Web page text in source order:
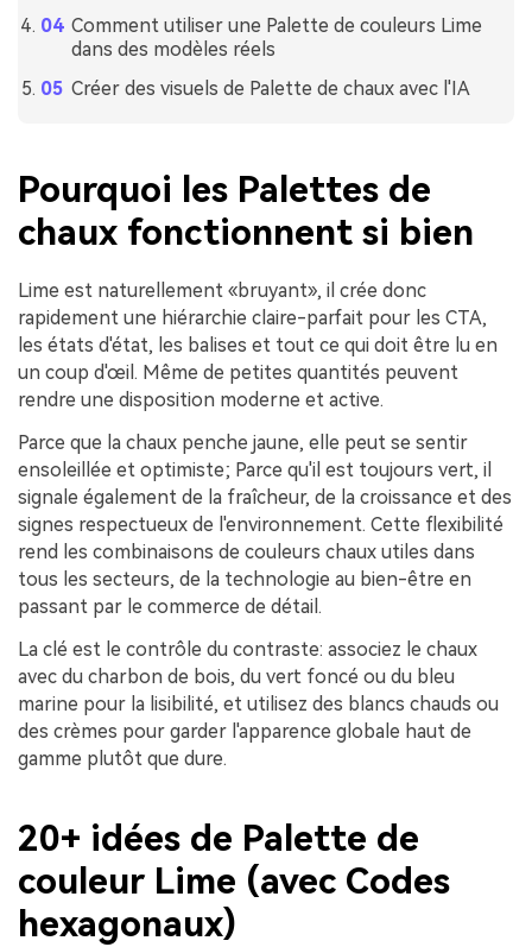
Comment utiliser une Palette de couleurs Lime
dans des modèles réels
Créer des visuels de Palette de chaux avec l'IA
Pourquoi les Palettes de
chaux fonctionnent si bien
Lime est naturellement «bruyant», il crée donc
rapidement une hiérarchie claire-parfait pour les CTA,
les états d'état, les balises et tout ce qui doit être lu en
un coup d'œil. Même de petites quantités peuvent
rendre une disposition moderne et active.
Parce que la chaux penche jaune, elle peut se sentir
ensoleillée et optimiste; Parce qu'il est toujours vert, il
signale également de la fraîcheur, de la croissance et des
signes respectueux de l'environnement. Cette flexibilité
rend les combinaisons de couleurs chaux utiles dans
tous les secteurs, de la technologie au bien-être en
passant par le commerce de détail.
La clé est le contrôle du contraste: associez le chaux
avec du charbon de bois, du vert foncé ou du bleu
marine pour la lisibilité, et utilisez des blancs chauds ou
des crèmes pour garder l'apparence globale haut de
gamme plutôt que dure.
20+ idées de Palette de
couleur Lime (avec Codes
hexagonaux)